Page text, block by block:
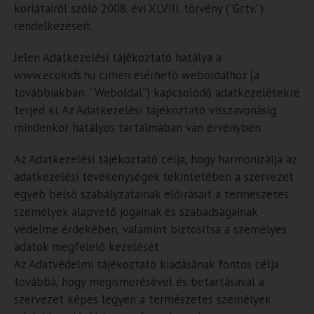
korlátairól szóló 2008. évi XLVIII. törvény (“Grtv.”)
rendelkezéseit.
Jelen Adatkezelési tájékoztató hatálya a
www.ecokids.hu címen elérhető weboldalhoz (a
továbbiakban: “Weboldal”) kapcsolódó adatkezelésekre
terjed ki. Az Adatkezelési tájékoztató visszavonásig
mindenkor hatályos tartalmában van érvényben.
Az Adatkezelési tájékoztató célja, hogy harmonizálja az
adatkezelési tevékenységek tekintetében a szervezet
egyéb belső szabályzatainak előírásait a természetes
személyek alapvető jogainak és szabadságainak
védelme érdekében, valamint biztosítsa a személyes
adatok megfelelő kezelését.
Az Adatvédelmi tájékoztató kiadásának fontos célja
továbbá, hogy megismerésével és betartásával a
szervezet képes legyen a természetes személyek